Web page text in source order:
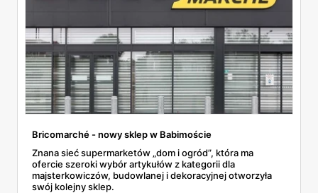
Bricomarché - nowy sklep w Babimoście
Znana sieć supermarketów „dom i ogród”, która ma
ofercie szeroki wybór artykułów z kategorii dla
majsterkowiczów, budowlanej i dekoracyjnej otworzyła
swój kolejny sklep.